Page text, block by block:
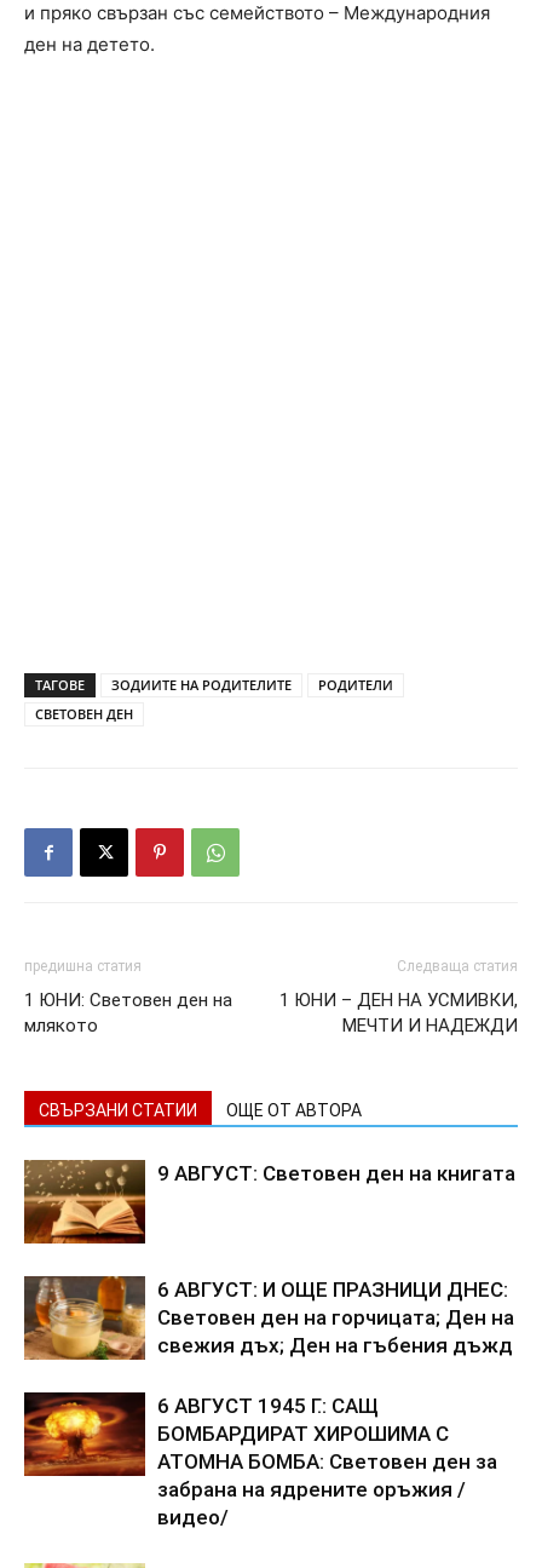
и пряко свързан със семейството – Международния
ден на детето.
ТАГОВЕ ЗОДИИТЕ НА РОДИТЕЛИТЕ
РОДИТЕЛИ
СВЕТОВЕН ДЕН
предишна статия
1 ЮНИ: Световен ден на
млякото
Следваща статия
1 ЮНИ – ДЕН НА УСМИВКИ,
МЕЧТИ И НАДЕЖДИ
СВЪРЗАНИ СТАТИИ ОЩЕ ОТ АВТОРА
9 АВГУСТ: Световен ден на книгата
6 АВГУСТ: И ОЩЕ ПРАЗНИЦИ ДНЕС:
Световен ден на горчицата; Ден на
свежия дъх; Ден на гъбения дъжд
6 АВГУСТ 1945 Г.: САЩ
БОМБАРДИРАТ ХИРОШИМА С
АТОМНА БОМБА: Световен ден за
забрана на ядрените оръжия /
видео/